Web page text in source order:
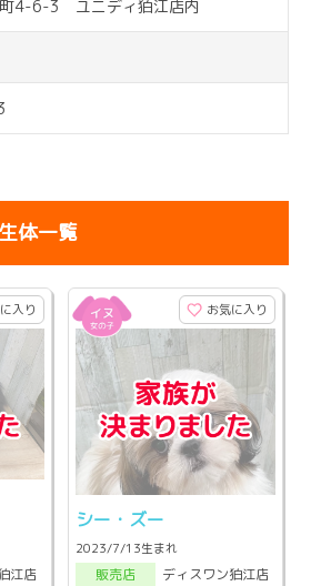
町4-6-3 ユニディ狛江店内
体一覧
入り
江店
お気に入り
シー・ズー
2023/7/13生まれ
販売店
ディスワン狛江店